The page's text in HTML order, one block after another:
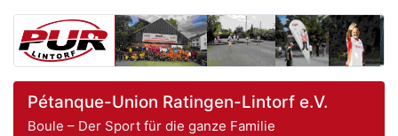
Pétanque-Union Ratingen-Lintorf e.V.
Boule – Der Sport für die ganze Familie